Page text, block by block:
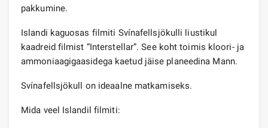
pakkumine.
Islandi kaguosas filmiti Svínafellsjökulli liustikul
kaadreid filmist “Interstellar”. See koht toimis kloori- ja
ammoniaagigaasidega kaetud jäise planeedina Mann.
Svínafellsjökull on ideaalne matkamiseks.
Mida veel Islandil filmiti: